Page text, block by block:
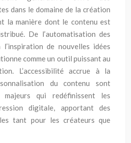
dans le domaine de la création
la manière dont le contenu est
De l’automatisation des
de nouvelles idées
comme un outil puissant au
L’accessibilité accrue à la
du contenu sont
majeurs qui redéfinissent les
digitale, apportant des
tant pour les créateurs que